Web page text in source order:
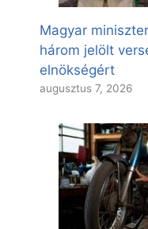
Magyar
három jelölt
elnökségért
augusztus 7, 2026